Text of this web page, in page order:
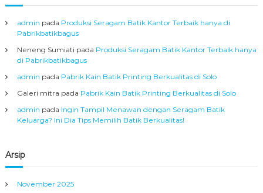
admin pada Produksi Seragam Batik Kantor Terbaik hanya di
Pabrikbatikbagus
Neneng Sumiati pada Produksi Seragam Batik Kantor Terbaik hanya
di Pabrikbatikbagus
admin pada Pabrik Kain Batik Printing Berkualitas di Solo
Galeri mitra pada Pabrik Kain Batik Printing Berkualitas di Solo
admin pada Ingin Tampil Menawan dengan Seragam Batik
Keluarga? Ini Dia Tips Memilih Batik Berkualitas!
Arsip
November 2025